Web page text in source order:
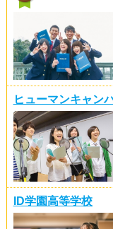
ヒューマンキャン
ID学園高等学校